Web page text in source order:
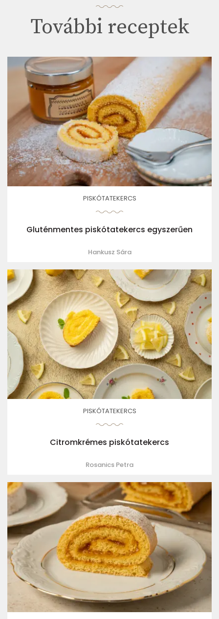
További receptek
PISKÓTATEKERCS
Gluténmentes piskótatekercs egyszerűen
Hankusz Sára
PISKÓTATEKERCS
Citromkrémes piskótatekercs
Rosanics Petra